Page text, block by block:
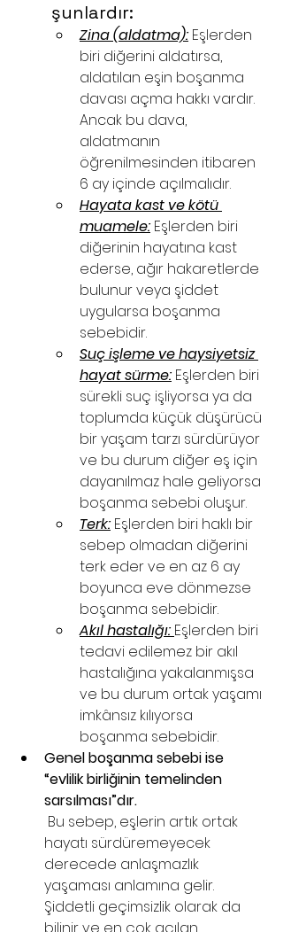
şunlardır:
Zina (aldatma): Eşlerden
biri diğerini aldatırsa,
aldatılan eşin boşanma
davası açma hakkı vardır.
Ancak bu dava,
aldatmanın
öğrenilmesinden itibaren
6 ay içinde açılmalıdır.
Hayata kast ve kötü
muamele: Eşlerden biri
diğerinin hayatına kast
ederse, ağır hakaretlerde
bulunur veya şiddet
uygularsa boşanma
sebebidir.
Suç işleme ve haysiyetsiz
hayat sürme: Eşlerden biri
sürekli suç işliyorsa ya da
toplumda küçük düşürücü
bir yaşam tarzı sürdürüyor
ve bu durum diğer eş için
dayanılmaz hale geliyorsa
boşanma sebebi oluşur.
Terk: Eşlerden biri haklı bir
sebep olmadan diğerini
terk eder ve en az 6 ay
boyunca eve dönmezse
boşanma sebebidir.
Akıl hastalığı: Eşlerden biri
tedavi edilemez bir akıl
hastalığına yakalanmışsa
ve bu durum ortak yaşamı
imkânsız kılıyorsa
boşanma sebebidir.
Genel boşanma sebebi ise
“evlilik birliğinin temelinden
sarsılması”dır.
hayatı sürdüremeyecek
derecede anlaşmazlık
yaşaması anlamına gelir.
Şiddetli geçimsizlik olarak da